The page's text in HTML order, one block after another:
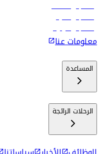
رحلات إلى مسقط
رحلات إلى ماليه
رحلات إلى كولومبو
معلومات عنا
المساعدة
الرحلات الرائجة